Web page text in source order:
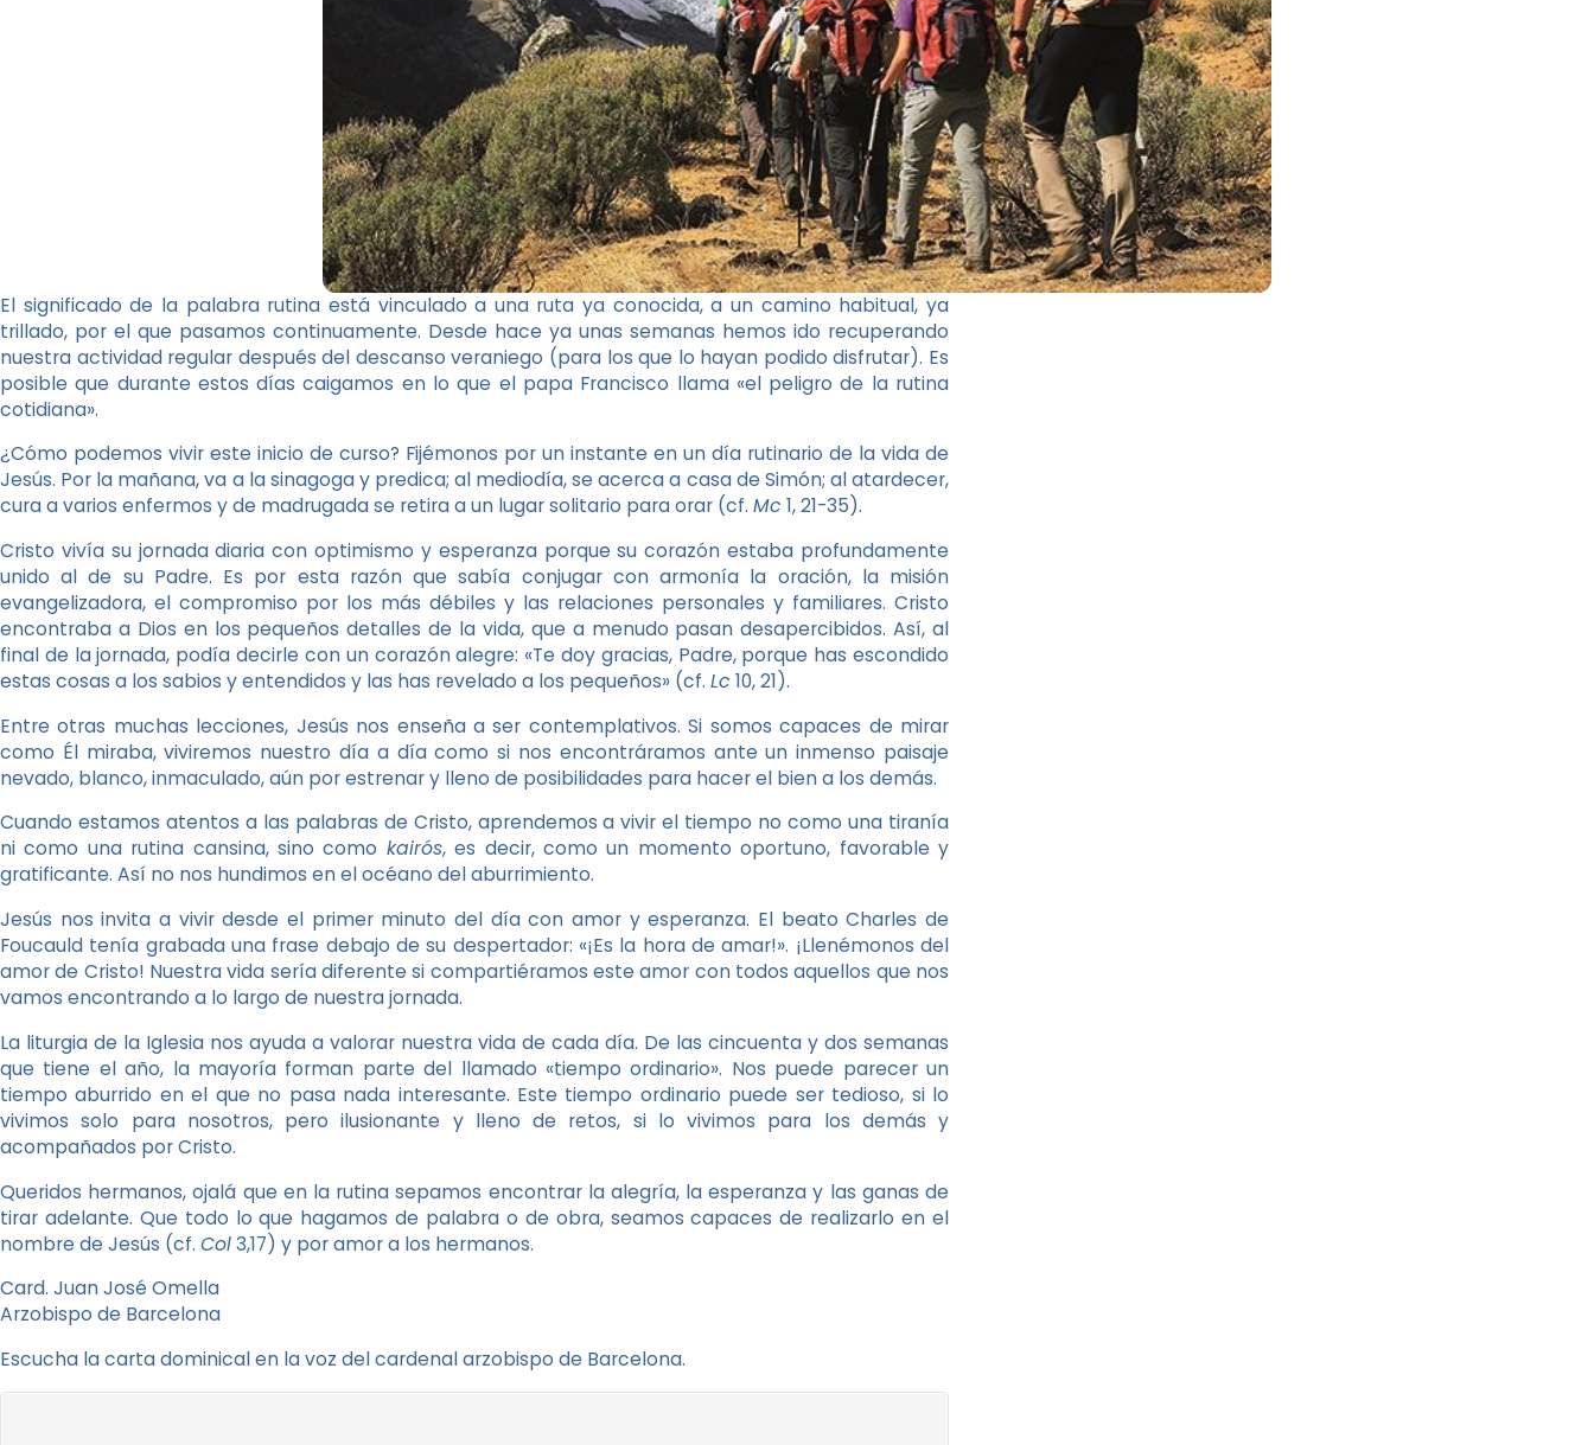
El significado de la palabra rutina está vinculado a una ruta ya conocida, a un camino habitual, ya
trillado, por el que pasamos continuamente. Desde hace ya unas semanas hemos ido recuperando
nuestra actividad regular después del descanso veraniego (para los que lo hayan podido disfrutar). Es
posible que durante estos días caigamos en lo que el papa Francisco llama «el peligro de la rutina
cotidiana».
¿Cómo podemos vivir este inicio de curso? Fijémonos por un instante en un día rutinario de la vida de
Jesús. Por la mañana, va a la sinagoga y predica; al mediodía, se acerca a casa de Simón; al atardecer,
cura a varios enfermos y de madrugada se retira a un lugar solitario para orar (cf. Mc 1, 21-35).
Cristo vivía su jornada diaria con optimismo y esperanza porque su corazón estaba profundamente
unido al de su Padre. Es por esta razón que sabía conjugar con armonía la oración, la misión
evangelizadora, el compromiso por los más débiles y las relaciones personales y familiares. Cristo
encontraba a Dios en los pequeños detalles de la vida, que a menudo pasan desapercibidos. Así, al
final de la jornada, podía decirle con un corazón alegre: «Te doy gracias, Padre, porque has escondido
estas cosas a los sabios y entendidos y las has revelado a los pequeños» (cf. Lc 10, 21).
Entre otras muchas lecciones, Jesús nos enseña a ser contemplativos. Si somos capaces de mirar
como Él miraba, viviremos nuestro día a día como si nos encontráramos ante un inmenso paisaje
nevado, blanco, inmaculado, aún por estrenar y lleno de posibilidades para hacer el bien a los demás.
Cuando estamos atentos a las palabras de Cristo, aprendemos a vivir el tiempo no como una tiranía
ni como una rutina cansina, sino como kairós, es decir, como un momento oportuno, favorable y
gratificante. Así no nos hundimos en el océano del aburrimiento.
Jesús nos invita a vivir desde el primer minuto del día con amor y esperanza. El beato Charles de
Foucauld tenía grabada una frase debajo de su despertador: «¡Es la hora de amar!». ¡Llenémonos del
amor de Cristo! Nuestra vida sería diferente si compartiéramos este amor con todos aquellos que nos
vamos encontrando a lo largo de nuestra jornada.
La liturgia de la Iglesia nos ayuda a valorar nuestra vida de cada día. De las cincuenta y dos semanas
que tiene el año, la mayoría forman parte del llamado «tiempo ordinario». Nos puede parecer un
tiempo aburrido en el que no pasa nada interesante. Este tiempo ordinario puede ser tedioso, si lo
vivimos solo para nosotros, pero ilusionante y lleno de retos, si lo vivimos para los demás y
acompañados por Cristo.
Queridos hermanos, ojalá que en la rutina sepamos encontrar la alegría, la esperanza y las ganas de
tirar adelante. Que todo lo que hagamos de palabra o de obra, seamos capaces de realizarlo en el
nombre de Jesús (cf. Col3,17) y por amor a los hermanos.
Card. Juan José Omella
Arzobispo de Barcelona
Escucha la carta dominical en la voz del cardenal arzobispo de Barcelona.